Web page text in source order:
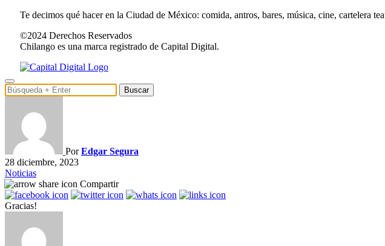
Te decimos qué hacer en la Ciudad de México: comida, antros, bares, música, cine, cartelera
©2024 Derechos Reservados
Chilango es una marca registrado de Capital Digital.
Buscar
PorEdgar Segura
28 diciembre, 2023
Noticias
Compartir
Gracias!